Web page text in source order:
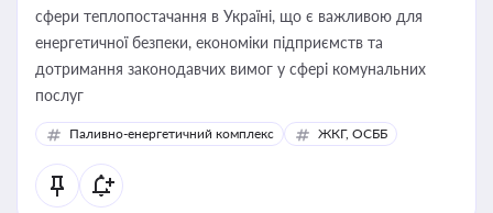
сфери теплопостачання в Україні, що є важливою для
енергетичної безпеки, економіки підприємств та
дотримання законодавчих вимог у сфері комунальних
послуг
Паливно-енергетичний комплекс ЖКГ, ОСББ